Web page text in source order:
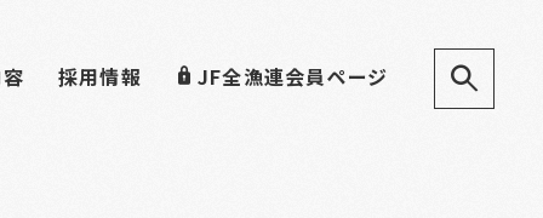
採用情報 JF全漁連会員ページ